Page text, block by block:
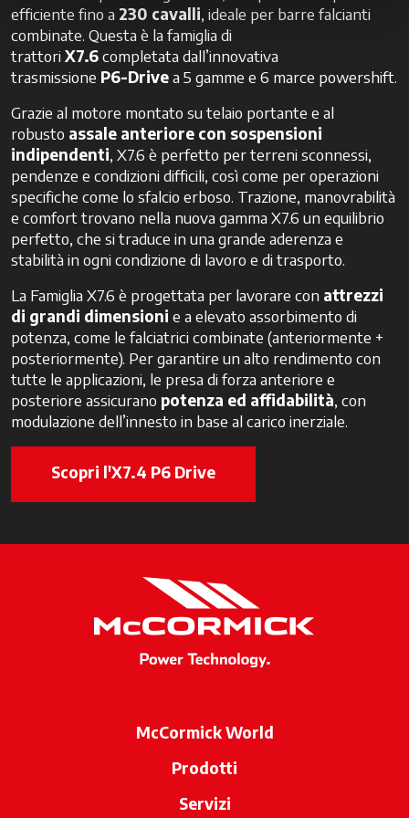
efficiente fino a 230 cavalli, ideale per barre falcianti
combinate. Questa è la famiglia di
trattori X7.6completata dall’innovativa
trasmissione P6-Drivea 5 gamme e 6 marce powershift.
Grazie al motore montato su telaio portante e al
robusto assale anteriore con sospensioni
indipendenti, X7.6 è perfetto per terreni sconnessi,
pendenze e condizioni difficili, così come per operazioni
specifiche come lo sfalcio erboso. Trazione, manovrabilità
e comfort trovano nella nuova gamma X7.6 un equilibrio
perfetto, che si traduce in una grande aderenza e
stabilità in ogni condizione di lavoro e di trasporto.
La Famiglia X7.6 è progettata per lavorare con attrezzi
di grandi dimensioni e a elevato assorbimento di
potenza, come le falciatrici combinate (anteriormente +
posteriormente). Per garantire un alto rendimento con
tutte le applicazioni, le presa di forza anteriore e
posteriore assicurano potenza ed affidabilità, con
modulazione dell’innesto in base al carico inerziale.
Scopri l'X7.4 P6 Drive
McCormick World
Prodotti
Servizi